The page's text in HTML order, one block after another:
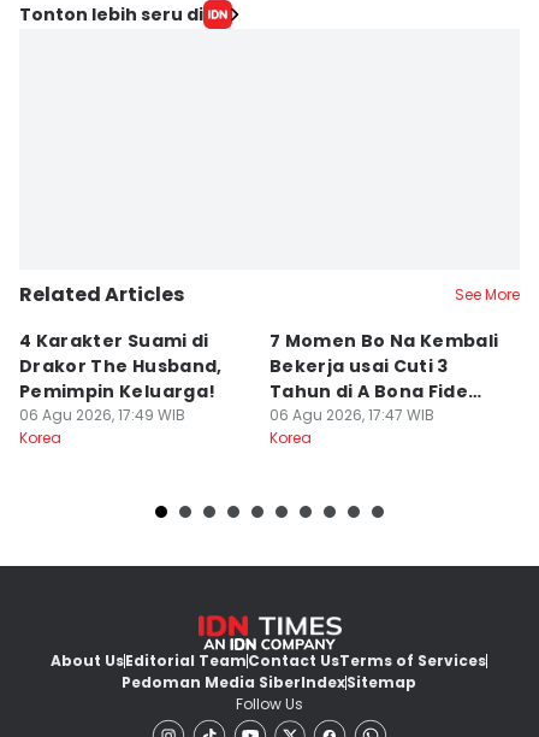
Tonton lebih seru di
Related Articles See More
4 Karakter Suami di
Drakor The Husband,
Pemimpin Keluarga!
06 Agu 2026, 17:49 WIB
Korea
7 Momen Bo Na Kembali
Bekerja usai Cuti 3
Tahun di A Bona Fide
Killer
06 Agu 2026, 17:47 WIB
Korea
About UsEditorial TeamContact UsTerms of Services
Pedoman Media SiberIndexSitemap
Follow Us